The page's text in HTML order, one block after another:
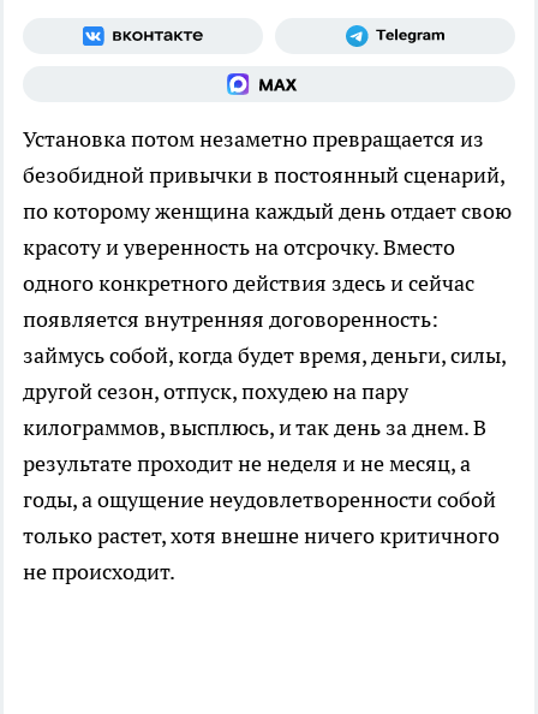
Установка потом незаметно превращается из
безобидной привычки в постоянный сценарий,
по которому женщина каждый день отдает свою
красоту и уверенность на отсрочку. Вместо
одного конкретного действия здесь и сейчас
появляется внутренняя договоренность:
займусь собой, когда будет время, деньги, силы,
другой сезон, отпуск, похудею на пару
килограммов, высплюсь, и так день за днем. В
результате проходит не неделя и не месяц, а
годы, а ощущение неудовлетворенности собой
только растет, хотя внешне ничего критичного
не происходит.